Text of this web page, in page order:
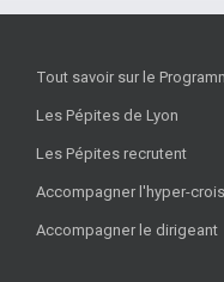
Tout savoir sur le
Les Pépites de Lyon
Les Pépites recrutent
Accompagner l'hyper-
Accompagner le dirigeant